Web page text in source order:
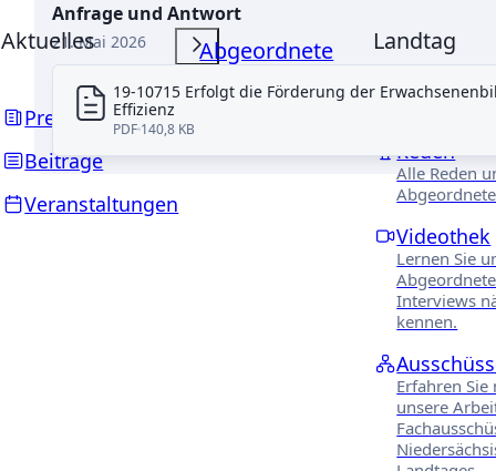
Aktuelles
Presse
Beiträge
Veranstaltungen
Abgeordnete Landtag
Reden
Alle Reden
Videothek
Lernen Sie
Interviews
kennen.
Erfahren Sie
unsere
Anfrage und Antwort
21. Mai 2026
19-10715 Erfolgt die Förderung der
Effizienz
PDF 140,8 KB